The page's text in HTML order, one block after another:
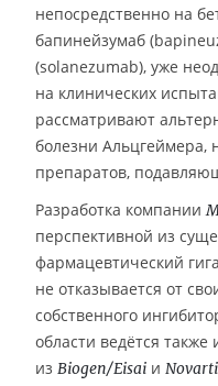
непосредственно на
бапинейзумаб
(solanezumab), уже
на клинических
рассматривают
болезни Альцгеймера,
препаратов,
Разработка компании
перспективной из
фармацевтический
не отказывается от
собственного
области ведётся
из Biogen/Eisai и